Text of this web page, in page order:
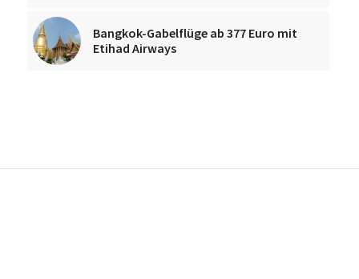
Bangkok-Gabelflüge ab 377 Euro mit
Etihad Airways